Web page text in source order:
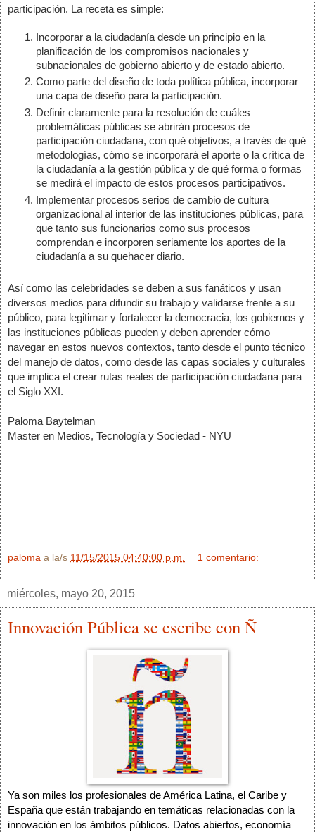
participación. La receta es simple:
Incorporar a la ciudadanía desde un principio en la
planificación de los compromisos nacionales y
subnacionales de gobierno abierto y de estado abierto.
Como parte del diseño de toda política pública, incorporar
una capa de diseño para la participación.
Definir claramente para la resolución de cuáles
problemáticas públicas se abrirán procesos de
participación ciudadana, con qué objetivos, a través de qué
metodologías, cómo se incorporará el aporte o la crítica de
la ciudadanía a la gestión pública y de qué forma o formas
se medirá el impacto de estos procesos participativos.
Implementar procesos serios de cambio de cultura
organizacional al interior de las instituciones públicas, para
que tanto sus funcionarios como sus procesos
comprendan e incorporen seriamente los aportes de la
ciudadanía a su quehacer diario.
Así como las celebridades se deben a sus fanáticos y usan
diversos medios para difundir su trabajo y validarse frente a su
público, para legitimar y fortalecer la democracia, los gobiernos y
las instituciones públicas pueden y deben aprender cómo
navegar en estos nuevos contextos, tanto desde el punto técnico
del manejo de datos, como desde las capas sociales y culturales
que implica el crear rutas reales de participación ciudadana para
el Siglo XXI.
Paloma Baytelman
Master en Medios, Tecnología y Sociedad - NYU
paloma a la/s 11/15/2015 04:40:00 p.m. 1 comentario:
miércoles, mayo 20, 2015
Innovación Pública se escribe con Ñ
Ya son miles los profesionales de América Latina, el Caribe y
España que están trabajando en temáticas relacionadas con la
innovación en los ámbitos públicos. Datos abiertos, economía